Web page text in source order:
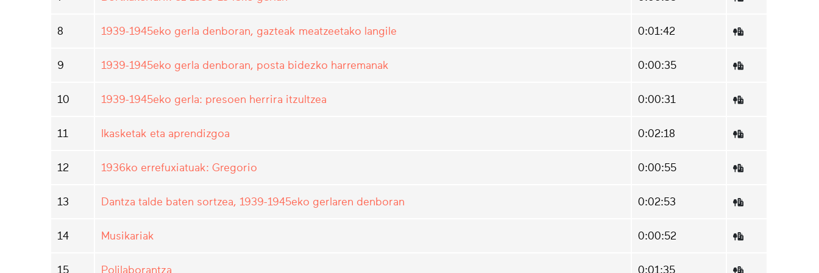
8 1939-1945eko gerla denboran, gazteak meatzeetako langile 0:01:42
9 1939-1945eko gerla denboran, posta bidezko harremanak 0:00:35
10 1939-1945eko gerla: presoen herrira itzultzea 0:00:31
11 Ikasketak eta aprendizgoa 0:02:18
12 1936ko errefuxiatuak: Gregorio 0:00:55
13 Dantza talde baten sortzea, 1939-1945eko gerlaren denboran 0:02:53
14 Musikariak 0:00:52
15 Polilaborantza 0:01:35